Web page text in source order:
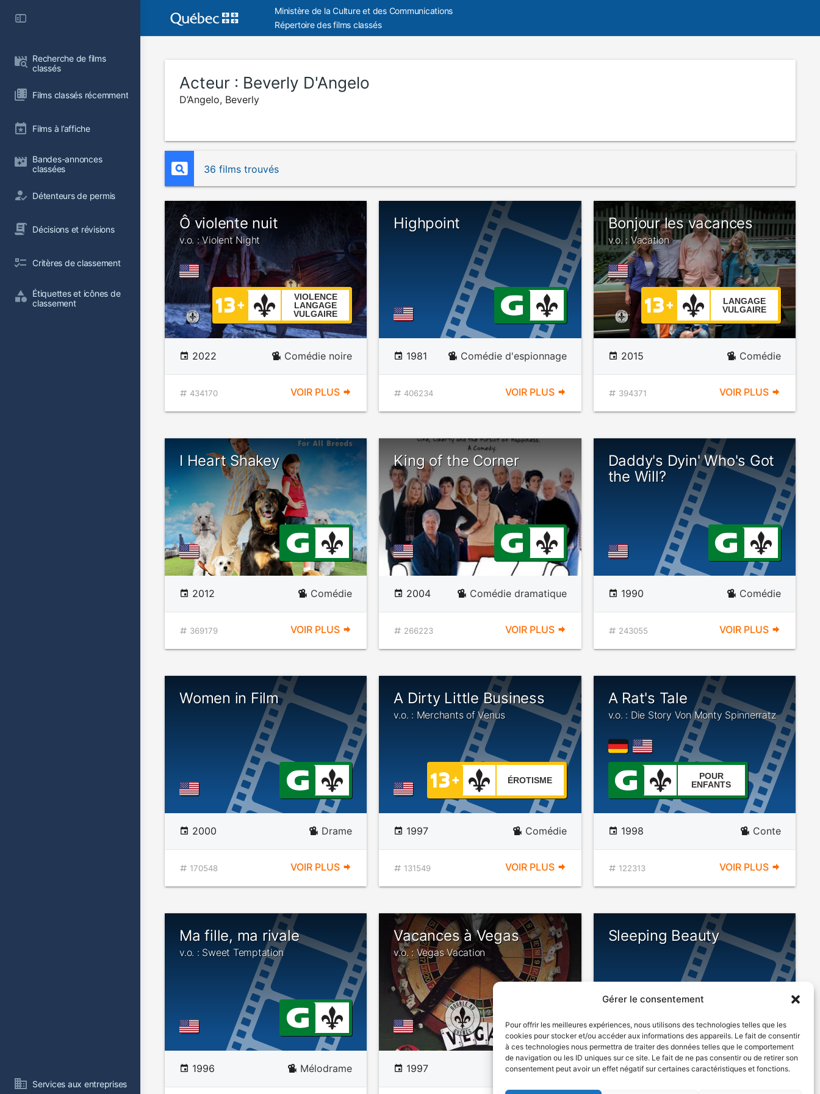
Gérer le consentement
Pour offrir les meilleures expériences, nous utilisons des technologies telles que les
cookies pour stocker et/ou accéder aux informations des appareils. Le fait de consentir
à ces technologies nous permettra de traiter des données telles que le comportement
de navigation ou les ID uniques sur ce site. Le fait de ne pas consentir ou de retirer son
consentement peut avoir un effet négatif sur certaines caractéristiques et fonctions.
Recherche de films
classés
Films classés récemment
Films à l’affiche
Bandes-annonces
classées
Détenteurs de permis
Décisions et révisions
Critères de classement
Étiquettes et icônes de
classement
Services aux entreprises
Ministère de la Culture et des Communications
Répertoire des films classés
Acteur : Beverly D'Angelo
D’Angelo, Beverly
36 films trouvés
Ô violente nuit
v.o. : Violent Night
VIOLENCE
LANGAGE
VULGAIRE
2022 Comédie noire
434170 VOIR PLUS
Highpoint
1981 Comédie d'espionnage
406234 VOIR PLUS
Bonjour les vacances
v.o. : Vacation
LANGAGE
VULGAIRE
2015 Comédie
394371 VOIR PLUS
I Heart Shakey
2012 Comédie
369179 VOIR PLUS
King of the Corner
2004 Comédie dramatique
266223 VOIR PLUS
Daddy's Dyin' Who's Got
the Will?
1990 Comédie
243055 VOIR PLUS
Women in Film
2000 Drame
170548 VOIR PLUS
A Dirty Little Business
v.o. : Merchants of Venus
ÉROTISME
1997 Comédie
131549 VOIR PLUS
A Rat's Tale
v.o. : Die Story Von Monty Spinnerratz
POUR
ENFANTS
1998 Conte
122313 VOIR PLUS
Ma fille, ma rivale
v.o. : Sweet Temptation
1996 Mélodrame
Vacances à Vegas
v.o. : Vegas Vacation
1997 Comédie
Sleeping Beauty
ENFANTS
1983 Conte